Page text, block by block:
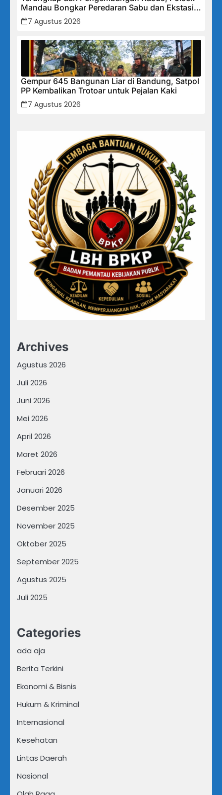
Mandau Bongkar Peredaran Sabu dan Ekstasi
di Air Jamban, Tiga Pelaku Diamankan
7 Agustus 2026
Gempur 645 Bangunan Liar di Bandung, Satpol
PP Kembalikan Trotoar untuk Pejalan Kaki
7 Agustus 2026
Archives
Agustus 2026
Juli 2026
Juni 2026
Mei 2026
April 2026
Maret 2026
Februari 2026
Januari 2026
Desember 2025
November 2025
Oktober 2025
September 2025
Agustus 2025
Juli 2025
Categories
ada aja
Berita Terkini
Ekonomi & Bisnis
Hukum & Kriminal
Internasional
Kesehatan
Lintas Daerah
Nasional